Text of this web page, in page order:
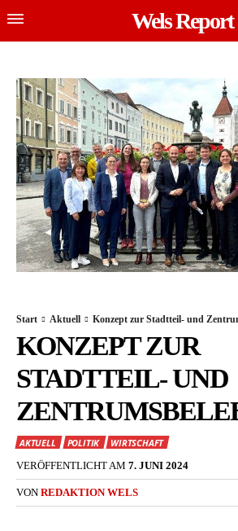
Wels Report
Start Aktuell Konzept zur Stadtteil- und
KONZEPT ZUR
STADTTEIL- UND
AKTUELL POLITIK
WIRTSCHAFT
VERÖFFENTLICHT AM 7. JUNI 2024
VON REDAKTION WELS